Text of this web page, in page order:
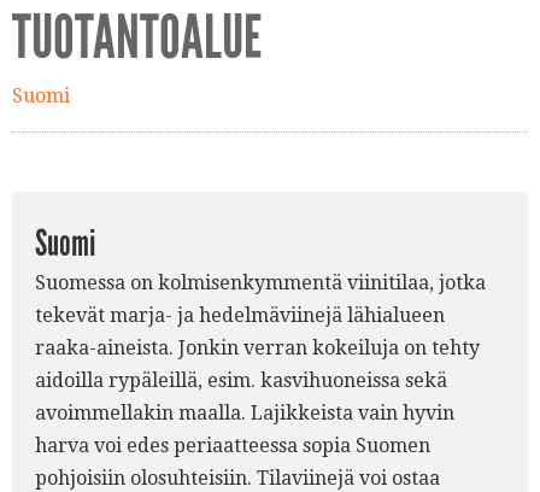
TUOTANTOALUE
Suomi
Suomi
Suomessa on kolmisenkymmentä viinitilaa, jotka
tekevät marja- ja hedelmäviinejä lähialueen
raaka-aineista. Jonkin verran kokeiluja on tehty
aidoilla rypäleillä, esim. kasvihuoneissa sekä
avoimmellakin maalla. Lajikkeista vain hyvin
harva voi edes periaatteessa sopia Suomen
pohjoisiin olosuhteisiin. Tilaviinejä voi ostaa